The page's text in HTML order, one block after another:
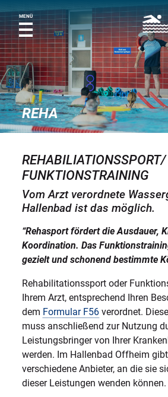
MENÜ
REHA
REHABILIATIONSSPORT/
FUNKTIONSTRAINING
Vom Arzt verordnete
Hallenbad ist das möglich.
“Rehasport fördert die Ausdauer,
Koordination. Das
gezielt und schonend bestimmte
Rehabilitationssport oder
Ihrem Arzt, entsprechend Ihren
dem Formular F56 verordnet.
muss anschließend zur Nutzung
Leistungsbringer von Ihrer
werden. Im Hallenbad Offheim
verschiedene Anbieter, an die sie
dieser Leistungen wenden können.